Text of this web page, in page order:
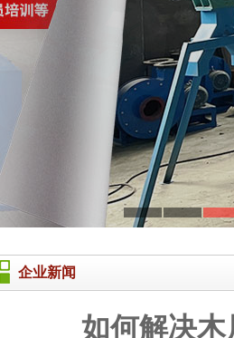
企业新闻
如何解决